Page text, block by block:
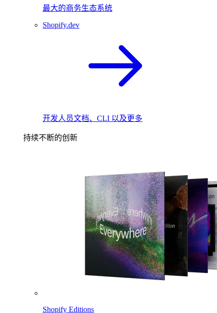
最大的商务生态系统
Shopify.dev
开发人员文档、CLI 以及更多
持续不断的创新
Shopify Editions